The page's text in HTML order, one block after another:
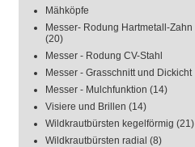
Mähköpfe
Messer- Rodung Hartmetall-Zahn
(20)
Messer - Rodung CV-Stahl
Messer - Grasschnitt und Dickicht
Messer - Mulchfunktion (14)
Visiere und Brillen (14)
Wildkrautbürsten kegelförmig (21)
Wildkrautbürsten radial (8)